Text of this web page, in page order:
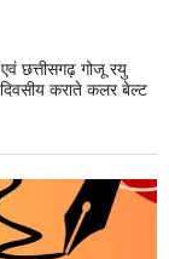
छत्तीसगढ़ गोजू रयु
कराते कलर बेल्ट